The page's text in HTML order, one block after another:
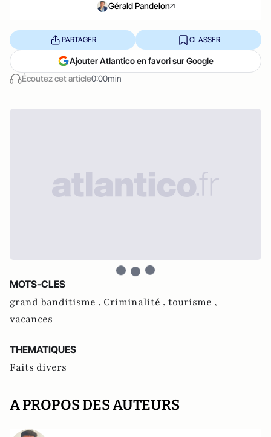
Gérald Pandelon
Écoutez cet article0:00min
PARTAGER CLASSER
Ajouter Atlantico en favori sur Google
MOTS-CLES
grand banditisme , Criminalité , tourisme ,
vacances
THEMATIQUES
Faits divers
A PROPOS DES AUTEURS